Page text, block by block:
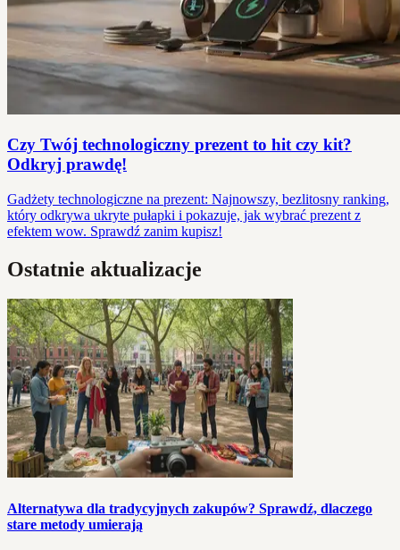
Czy Twój technologiczny prezent to hit czy kit?
Odkryj prawdę!
Gadżety technologiczne na prezent: Najnowszy, bezlitosny ranking,
który odkrywa ukryte pułapki i pokazuje, jak wybrać prezent z
efektem wow. Sprawdź zanim kupisz!
Ostatnie aktualizacje
Alternatywa dla tradycyjnych zakupów? Sprawdź, dlaczego
stare metody umierają